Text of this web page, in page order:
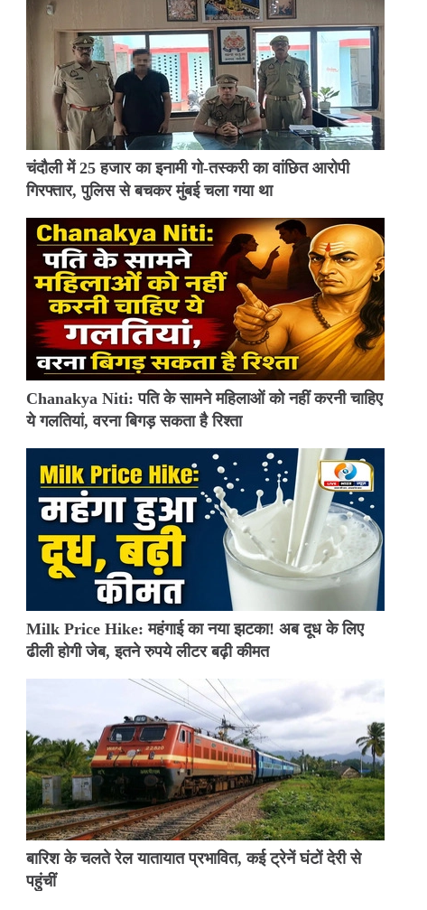
चंदौली में 25 हजार का इनामी गो-तस्करी का वांछित आरोपी
गिरफ्तार, पुलिस से बचकर मुंबई चला गया था
Chanakya Niti: पति के सामने महिलाओं को नहीं करनी चाहिए
ये गलतियां, वरना बिगड़ सकता है रिश्ता
Milk Price Hike: महंगाई का नया झटका! अब दूध के लिए
ढीली होगी जेब, इतने रुपये लीटर बढ़ी कीमत
बारिश के चलते रेल यातायात प्रभावित, कई ट्रेनें घंटों देरी से
पहुंचीं